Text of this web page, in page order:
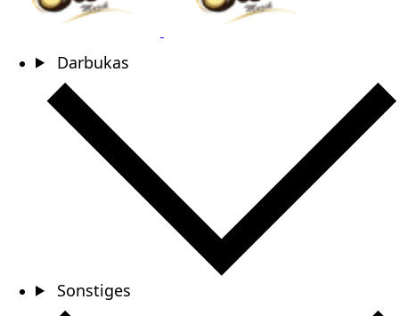
Darbukas
Sonstiges